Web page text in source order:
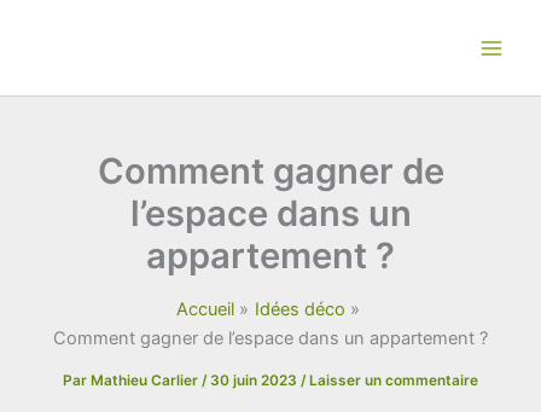
Comment gagner de
l’espace dans un
appartement ?
Accueil
Idées déco
Comment gagner de l’espace dans un appartement ?
Par Mathieu Carlier / 30 juin 2023 /Laisser un commentaire